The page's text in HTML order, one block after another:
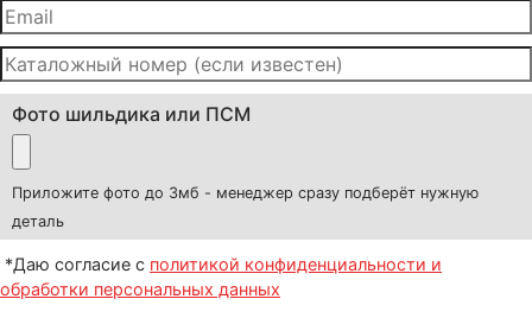
Фото шильдика или ПСМ
Приложите фото до 3мб - менеджер сразу подберёт нужную
деталь
*Даю согласие с политикой конфиденциальности и
обработки персональных данных